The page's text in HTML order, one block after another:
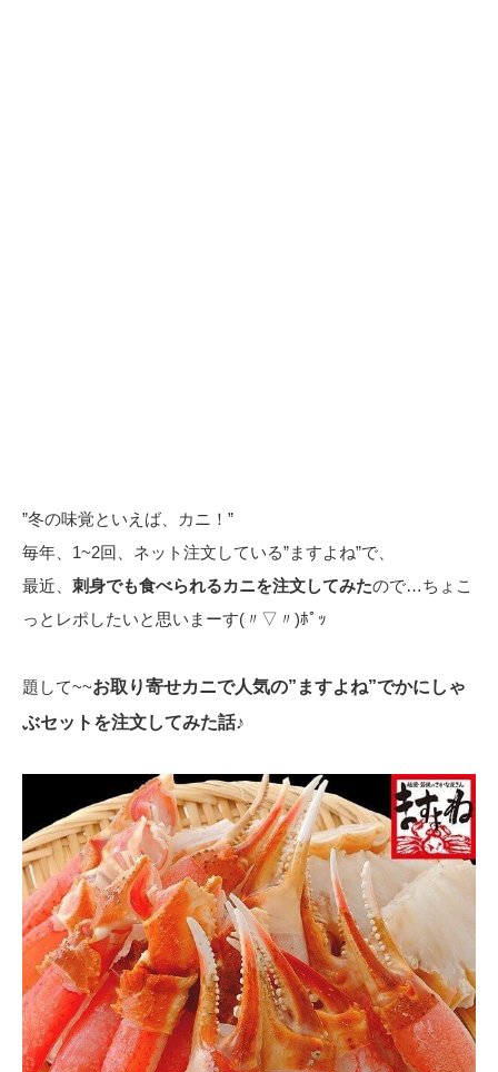
”冬の味覚といえば、カニ！”
毎年、1~2回、ネット注文している”ますよね”で、
最近、 刺身でも食べられるカニを注文してみたので…ちょこ
っとレポしたいと思いまーす(〃▽〃)ﾎﾟｯ
題して~~お取り寄せカニで人気の”ますよね”でかにしゃ
ぶセットを注文してみた話♪